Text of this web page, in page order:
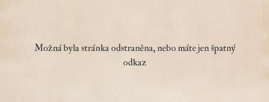
Možná byla stránka odstraněna, nebo máte jen špatný
odkaz